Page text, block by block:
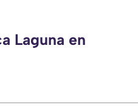
Laguna en